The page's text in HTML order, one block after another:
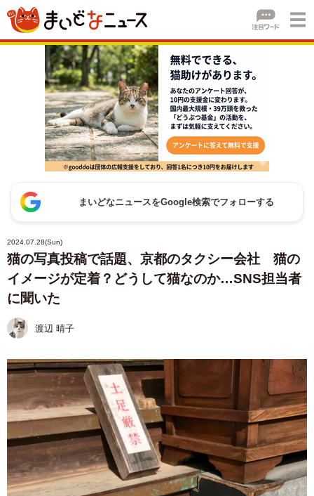
まいどなニュースをGoogle検索でフォローする
2024.07.28(Sun)
猫の写真投稿で話題、京都のタクシー会社 猫の
イメージが定着？どうして猫なのか…SNS担当者
に聞いた
渡辺 晴子